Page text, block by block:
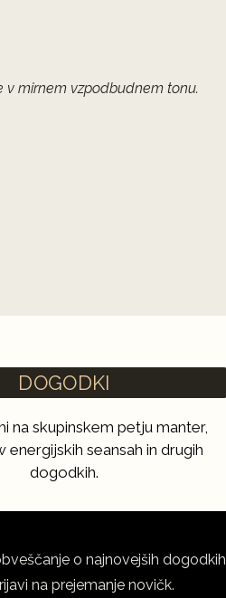
mirnem vzpodbudnem tonu.
DOGODKI
na skupinskem petju manter,
energijskih seansah in drugih
dogodkih.
o najnovejših dogodkih
na prejemanje novičk.